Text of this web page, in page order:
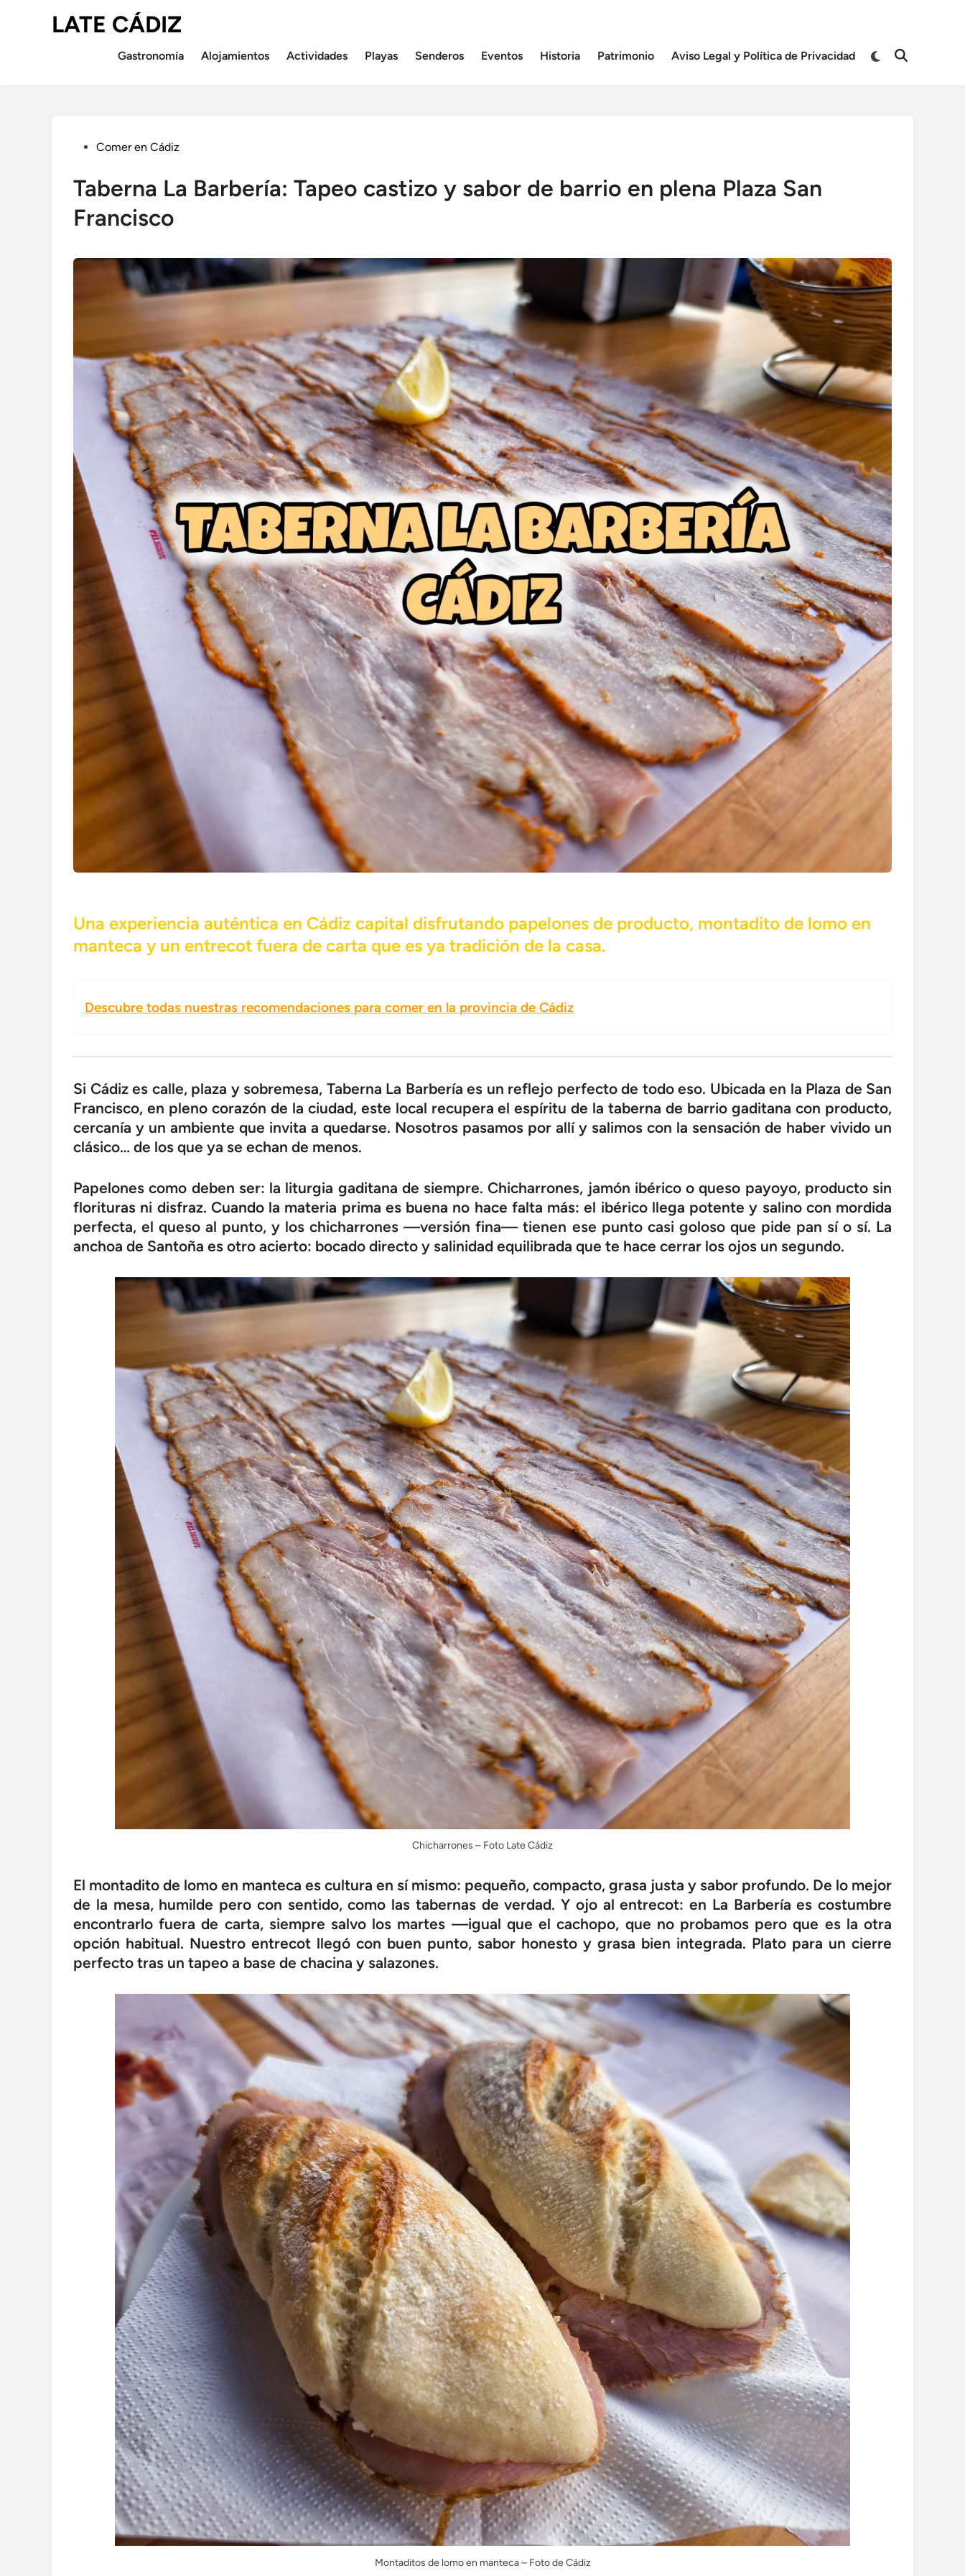
LATE CÁDIZ
Gastronomía Alojamientos Actividades Playas Senderos Eventos Historia Patrimonio Aviso Legal y Política de Privacidad
Cambiar
Abrir
Publicado
Comer en Cádiz
Taberna La Barbería: Tapeo castizo y sabor de barrio en plena Plaza San
Francisco
Una experiencia auténtica en Cádiz capital disfrutando papelones de producto, montadito de lomo en
manteca y un entrecot fuera de carta que es ya tradición de la casa.
Descubre todas nuestras recomendaciones para comer en la provincia de Cádiz
Si Cádiz es calle, plaza y sobremesa, Taberna La Barbería es un reflejo perfecto de todo eso. Ubicada en la Plaza de San
Francisco, en pleno corazón de la ciudad, este local recupera el espíritu de la taberna de barrio gaditana con producto,
cercanía y un ambiente que invita a quedarse. Nosotros pasamos por allí y salimos con la sensación de haber vivido un
clásico… de los que ya se echan de menos.
Papelones como deben ser: la liturgia gaditana de siempre. Chicharrones, jamón ibérico o queso payoyo, producto sin
florituras ni disfraz. Cuando la materia prima es buena no hace falta más: el ibérico llega potente y salino con mordida
perfecta, el queso al punto, y los chicharrones —versión fina— tienen ese punto casi goloso que pide pan sí o sí. La
anchoa de Santoña es otro acierto: bocado directo y salinidad equilibrada que te hace cerrar los ojos un segundo.
Chicharrones – Foto Late Cádiz
El montadito de lomo en manteca es cultura en sí mismo: pequeño, compacto, grasa justa y sabor profundo. De lo mejor
de la mesa, humilde pero con sentido, como las tabernas de verdad. Y ojo al entrecot: en La Barbería es costumbre
encontrarlo fuera de carta, siempre salvo los martes —igual que el cachopo, que no probamos pero que es la otra
opción habitual. Nuestro entrecot llegó con buen punto, sabor honesto y grasa bien integrada. Plato para un cierre
perfecto tras un tapeo a base de chacina y salazones.
Montaditos de lomo en manteca – Foto de Cádiz